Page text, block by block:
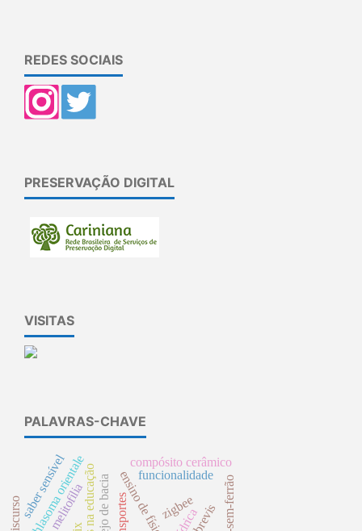
REDES SOCIAIS
PRESERVAÇÃO DIGITAL
VISITAS
PALAVRAS-CHAVE
ensino de física
compósito cerâmico
zigbee
cichlasoma orientale
saber sensível transportes
melitofilia
funcionalidade